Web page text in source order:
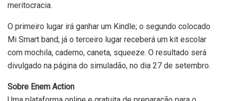
meritocracia.
O primeiro lugar irá ganhar um Kindle; o segundo colocado
Mi Smart band; já o terceiro lugar receberá um kit escolar
com mochila, caderno, caneta, squeeze. O resultado será
divulgado na página do simuladão, no dia 27 de setembro.
Sobre Enem Action